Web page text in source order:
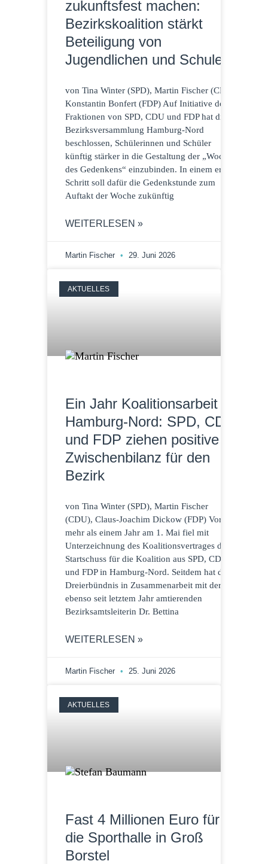
zukunftsfest machen:
Bezirkskoalition stärkt
Beteiligung von
Jugendlichen und Schulen
von Tina Winter (SPD), Martin Fischer (CDU),
Konstantin Bonfert (FDP) Auf Initiative der
Fraktionen von SPD, CDU und FDP hat die
Bezirksversammlung Hamburg-Nord
beschlossen, Schülerinnen und Schüler
künftig stärker in die Gestaltung der „Woche
des Gedenkens“ einzubinden. In einem ersten
Schritt soll dafür die Gedenkstunde zum
Auftakt der Woche zukünftig
WEITERLESEN »
Martin Fischer 29. Juni 2026
AKTUELLES
Ein Jahr Koalitionsarbeit in
Hamburg-Nord: SPD, CDU
und FDP ziehen positive
Zwischenbilanz für den
Bezirk
von Tina Winter (SPD), Martin Fischer
(CDU), Claus-Joachim Dickow (FDP) Vor
mehr als einem Jahr am 1. Mai fiel mit
Unterzeichnung des Koalitionsvertrages der
Startschuss für die Koalition aus SPD, CDU
und FDP in Hamburg-Nord. Seitdem hat das
Dreierbündnis in Zusammenarbeit mit der
ebenso seit letztem Jahr amtierenden
Bezirksamtsleiterin Dr. Bettina
WEITERLESEN »
Martin Fischer 25. Juni 2026
AKTUELLES
Fast 4 Millionen Euro für
die Sporthalle in Groß
Borstel